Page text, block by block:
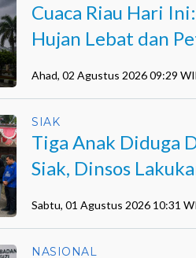
Cuaca Riau Hari
Hujan Lebat dan
Ahad, 02 Agustus 2026 09:29
SIAK
Tiga Anak Diduga
Siak, Dinsos
Sabtu, 01 Agustus 2026 10:31
NASIONAL